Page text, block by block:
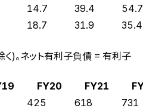
14.7 39.4 54.7
18.7 31.9 35.4
)。ネット有利子負債 = 有利子
FY20 FY21
425 618 731